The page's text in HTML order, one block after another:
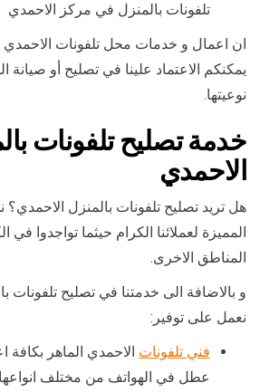
تلفونات بالمنزل في مركز الاحمدي
ان اعمال و خدمات محل تلفونات الاحمدي
يمكنكم الاعتماد علينا في تصليح أو صيانة
نوعيتها.
خدمة تصليح تلفونات
الاحمدي
هل تريد تصليح تلفونات بالمنزل
المميزة لعملائنا الكرام حيثما تواجدوا في
المناطق الاخرى.
و بالاضافة الى خدمتنا في تصليح تلفونات
نعمل على توفير:
فني تلفونات الاحمدي الماهر بكافة
عطل في الهواتف من مختلف